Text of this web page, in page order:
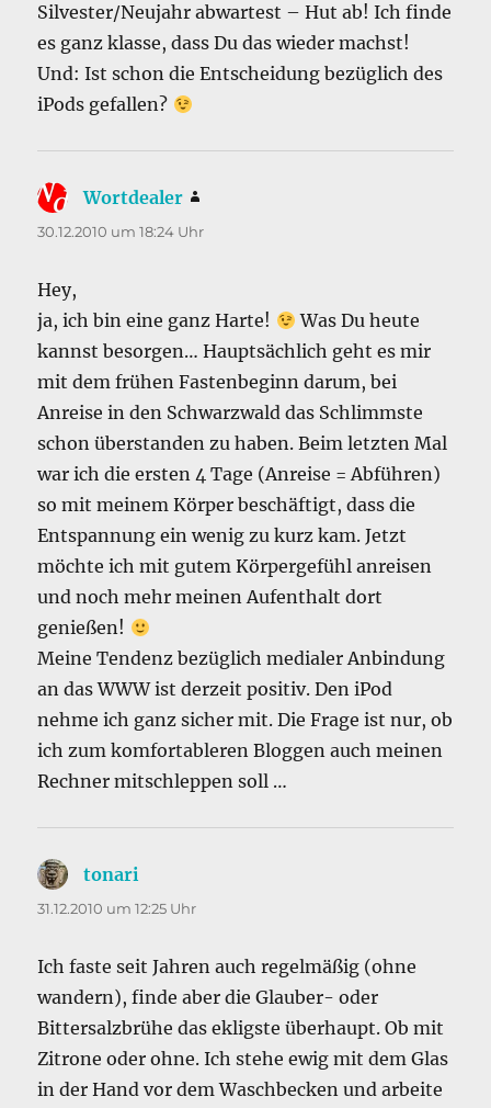
Silvester/Neujahr abwartest – Hut ab! Ich finde
es ganz klasse, dass Du das wieder machst!
Und: Ist schon die Entscheidung bezüglich des
iPods gefallen?
Wortdealer
30.12.2010 um 18:24 Uhr
Hey,
ja, ich bin eine ganz Harte!
Was Du heute
kannst besorgen… Hauptsächlich geht es mir
mit dem frühen Fastenbeginn darum, bei
Anreise in den Schwarzwald das Schlimmste
schon überstanden zu haben. Beim letzten Mal
war ich die ersten 4 Tage (Anreise = Abführen)
so mit meinem Körper beschäftigt, dass die
Entspannung ein wenig zu kurz kam. Jetzt
möchte ich mit gutem Körpergefühl anreisen
und noch mehr meinen Aufenthalt dort
genießen!
Meine Tendenz bezüglich medialer Anbindung
an das WWW ist derzeit positiv. Den iPod
nehme ich ganz sicher mit. Die Frage ist nur, ob
ich zum komfortableren Bloggen auch meinen
Rechner mitschleppen soll …
tonari
31.12.2010 um 12:25 Uhr
Ich faste seit Jahren auch regelmäßig (ohne
wandern), finde aber die Glauber- oder
Bittersalzbrühe das ekligste überhaupt. Ob mit
Zitrone oder ohne. Ich stehe ewig mit dem Glas
in der Hand vor dem Waschbecken und arbeite